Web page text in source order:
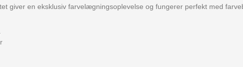
giver en eksklusiv farvelægningsoplevelse og fungerer perfekt med